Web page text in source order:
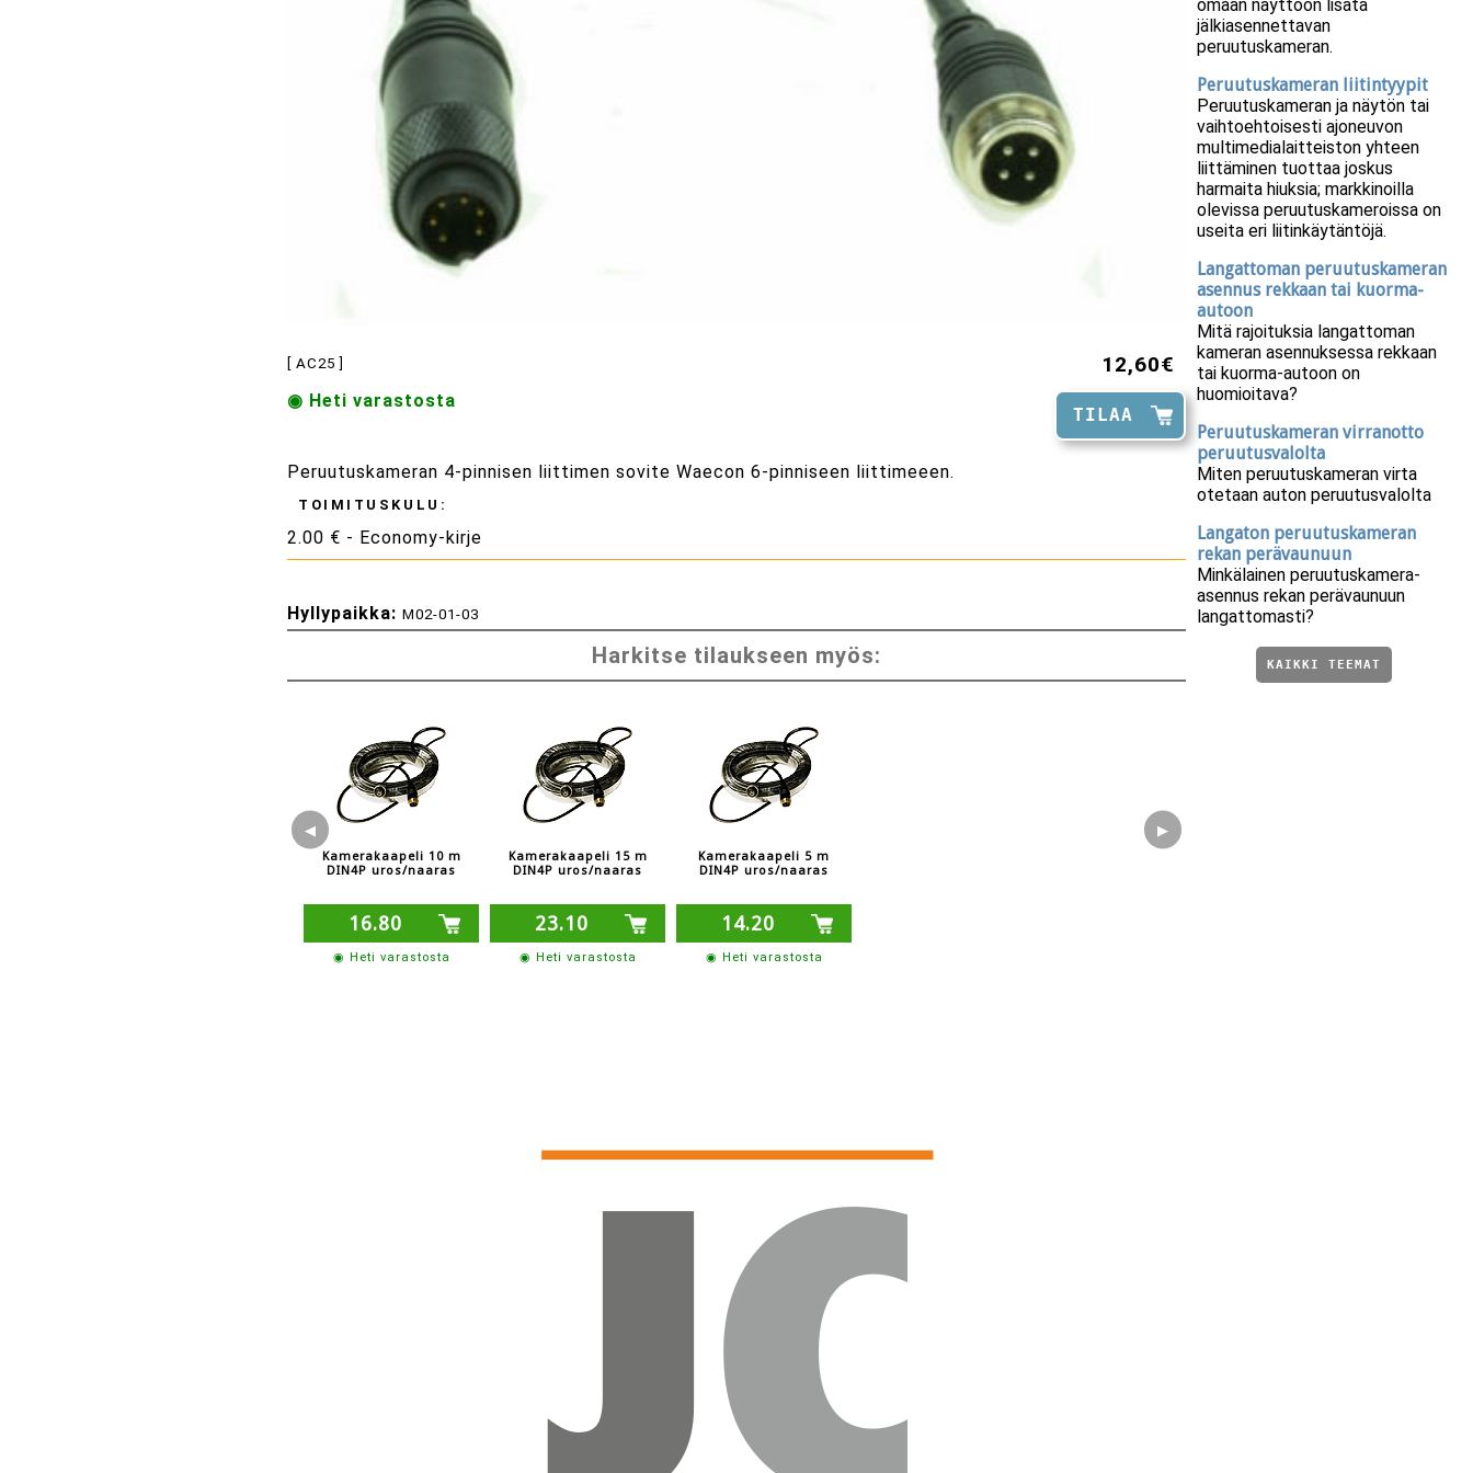
[ AC25 ] 12,60€
TILAA
◉ Heti varastosta
Peruutuskameran 4-pinnisen liittimen sovite Waecon 6-pinniseen liittimeeen.
TOIMITUSKULU:
2.00 € - Economy-kirje
Hyllypaikka: M02-01-03
Harkitse tilaukseen myös:
◀
Kamerakaapeli 10 m
DIN4P uros/naaras
16.80
◉ Heti varastosta
Kamerakaapeli 15 m
DIN4P uros/naaras
23.10
◉ Heti varastosta
Kamerakaapeli 5 m
DIN4P uros/naaras
14.20
◉ Heti varastosta
▶
omaan näyttöön lisätä
jälkiasennettavan
peruutuskameran.
Peruutuskameran liitintyypit
Peruutuskameran ja näytön tai
vaihtoehtoisesti ajoneuvon
multimedialaitteiston yhteen
liittäminen tuottaa joskus
harmaita hiuksia; markkinoilla
olevissa peruutuskameroissa on
useita eri liitinkäytäntöjä.
Langattoman peruutuskameran
asennus rekkaan tai kuorma-
autoon
Mitä rajoituksia langattoman
kameran asennuksessa rekkaan
tai kuorma-autoon on
huomioitava?
Peruutuskameran virranotto
peruutusvalolta
Miten peruutuskameran virta
otetaan auton peruutusvalolta
Langaton peruutuskameran
rekan perävaunuun
Minkälainen peruutuskamera-
asennus rekan perävaunuun
langattomasti?
KAIKKI TEEMAT